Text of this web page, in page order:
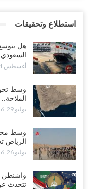
استطلاع وتحقيقات
هل
أغسطس 1, 2026
وسط
يوليو 29, 2026
وسط
الرياض
يوليو 26, 2026
واشنطن
تتحدث